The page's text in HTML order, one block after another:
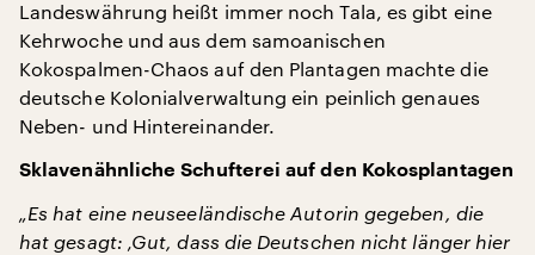
Landeswährung heißt immer noch Tala, es gibt eine
Kehrwoche und aus dem samoanischen
Kokospalmen-Chaos auf den Plantagen machte die
deutsche Kolonialverwaltung ein peinlich genaues
Neben- und Hintereinander.
Sklavenähnliche Schufterei auf den Kokosplantagen
„Es hat eine neuseeländische Autorin gegeben, die
hat gesagt: ‚Gut, dass die Deutschen nicht länger hier